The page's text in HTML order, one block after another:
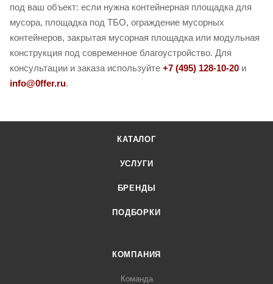
под ваш объект: если нужна контейнерная площадка для
мусора, площадка под ТБО, ограждение мусорных
контейнеров, закрытая мусорная площадка или модульная
конструкция под современное благоустройство. Для
консультации и заказа используйте +7 (495) 128-10-20 и
info@0ffer.ru.
КАТАЛОГ
УСЛУГИ
БРЕНДЫ
ПОДБОРКИ
КОМПАНИЯ
Команда